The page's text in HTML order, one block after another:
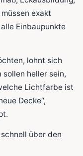
exakt
Einbaupunkte
lohnt sich
sollen heller sein,
Lichtfarbe ist
Decke“,
über den